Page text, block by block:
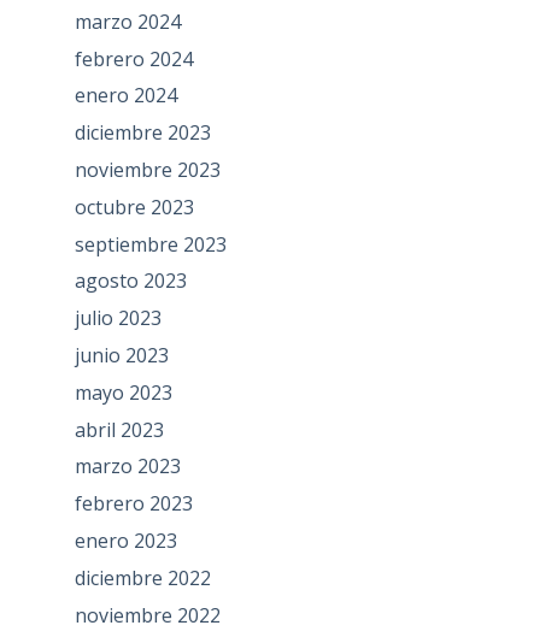
marzo 2024
febrero 2024
enero 2024
diciembre 2023
noviembre 2023
octubre 2023
septiembre 2023
agosto 2023
julio 2023
junio 2023
mayo 2023
abril 2023
marzo 2023
febrero 2023
enero 2023
diciembre 2022
noviembre 2022